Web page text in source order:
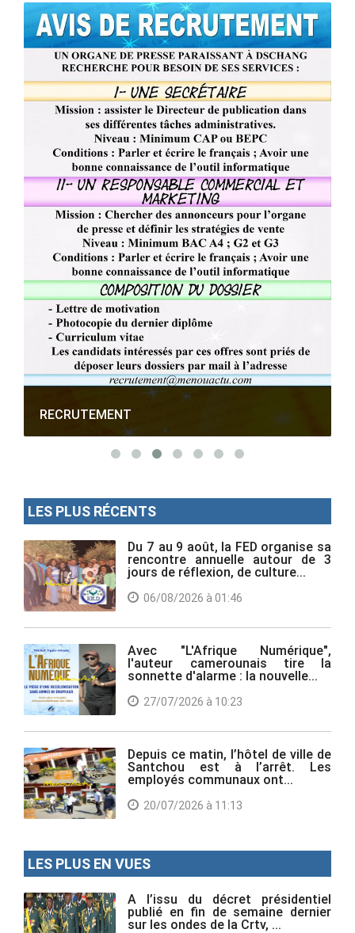
RECRUTEMENT
LES PLUS RÉCENTS
Du 7 au 9 août, la FED organise sa
rencontre annuelle autour de 3
jours de réflexion, de culture...
06/08/2026 à 01:46
Avec "L'Afrique Numérique",
l'auteur camerounais tire la
sonnette d'alarme : la nouvelle...
27/07/2026 à 10:23
Depuis ce matin, l’hôtel de ville de
Santchou est à l’arrêt. Les
employés communaux ont...
20/07/2026 à 11:13
LES PLUS EN VUES
A l’issu du décret présidentiel
publié en fin de semaine dernier
sur les ondes de la Crtv, ...